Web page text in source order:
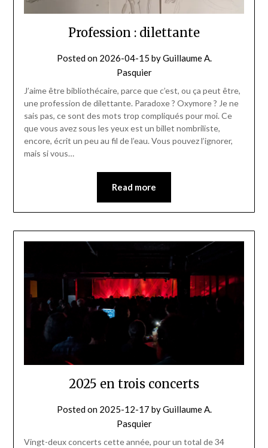
Profession : dilettante
Posted on 2026-04-15 byGuillaume A.
Pasquier
J’aime être bibliothécaire, parce que c’est, ou ça peut être,
une profession de dilettante. Paradoxe ? Oxymore ? Je ne
sais pas, ce sont des mots trop compliqués pour moi. Ce
que vous avez sous les yeux est un billet nombriliste,
encore, écrit un peu au fil de l’eau. Vous pouvez l’ignorer,
mais si vous…
Read more
2025 en trois concerts
Posted on 2025-12-17 byGuillaume A.
Pasquier
Vingt-deux concerts cette année, pour un total de 34